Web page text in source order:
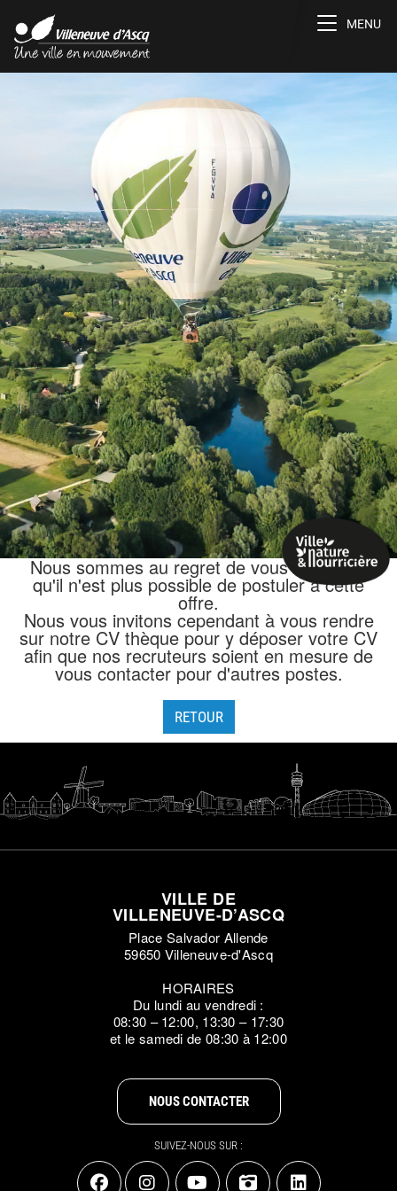
Toggle
MENU
Nous sommes au regret de vous annoncer
qu'il n'est plus possible de postuler à cette
offre.
Nous vous invitons cependant à vous rendre
sur notre CV thèque pour y déposer votre CV
afin que nos recruteurs soient en mesure de
vous contacter pour d'autres postes.
RETOUR
VILLE DE
VILLENEUVE-D’ASCQ
Place Salvador Allende
59650 Villeneuve-d'Ascq
HORAIRES
Du lundi au vendredi :
08:30 – 12:00, 13:30 – 17:30
et le samedi de 08:30 à 12:00
NOUS CONTACTER
SUIVEZ-NOUS SUR :